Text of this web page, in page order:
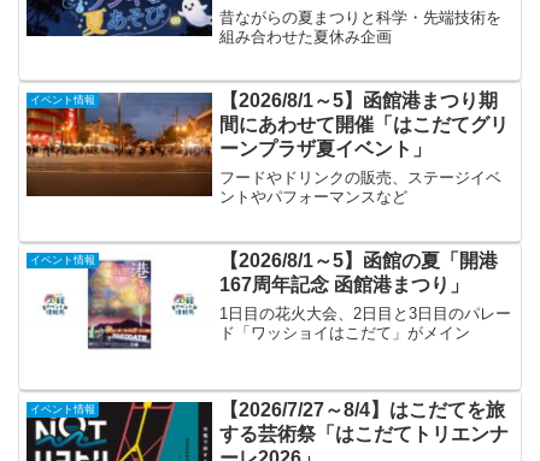
昔ながらの夏まつりと科学・先端技術を
組み合わせた夏休み企画
イベント情報
【2026/8/1～5】函館港まつり期
間にあわせて開催「はこだてグリ
ーンプラザ夏イベント」
フードやドリンクの販売、ステージイベ
ントやパフォーマンスなど
イベント情報
【2026/8/1～5】函館の夏「開港
167周年記念 函館港まつり」
1日目の花火大会、2日目と3日目のパレー
ド「ワッショイはこだて」がメイン
イベント情報
【2026/7/27～8/4】はこだてを旅
する芸術祭「はこだてトリエンナ